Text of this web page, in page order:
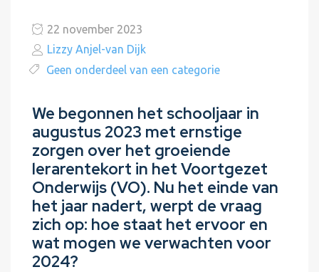
22 november 2023
Lizzy Anjel-van Dijk
Geen onderdeel van een categorie
We begonnen het schooljaar in
augustus 2023 met ernstige
zorgen over het groeiende
lerarentekort in het Voortgezet
Onderwijs (VO). Nu het einde van
het jaar nadert, werpt de vraag
zich op: hoe staat het ervoor en
wat mogen we verwachten voor
2024?